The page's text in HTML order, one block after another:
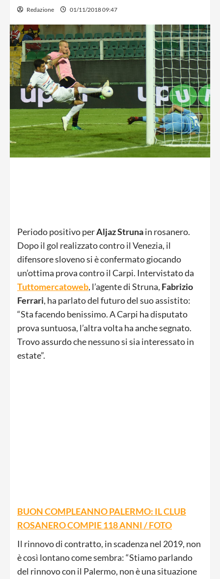
Redazione 01/11/2018 09:47
Periodo positivo perAljaz Strunain rosanero.
Dopo il gol realizzato contro il Venezia, il
difensore sloveno si è confermato giocando
un’ottima prova contro il Carpi. Intervistato da
Tuttomercatoweb, l’agente di Struna, Fabrizio
Ferrari, ha parlato del futuro del suo assistito:
“Sta facendo benissimo. A Carpi ha disputato
prova suntuosa, l’altra volta ha anche segnato.
Trovo assurdo che nessuno si sia interessato in
estate”.
BUON COMPLEANNO PALERMO: IL CLUB
ROSANERO COMPIE 118 ANNI / FOTO
Il rinnovo di contratto, in scadenza nel 2019, non
è così lontano come sembra: “Stiamo parlando
del rinnovo con il Palermo, non è una situazione